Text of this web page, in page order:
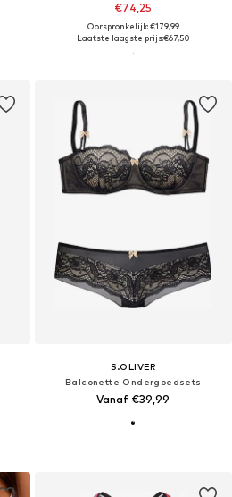
€74,25
Oorspronkelijk: €179,99
Laatste laagste prijs:€67,50
S.OLIVER
Balconette Ondergoedsets
Vanaf €39,99